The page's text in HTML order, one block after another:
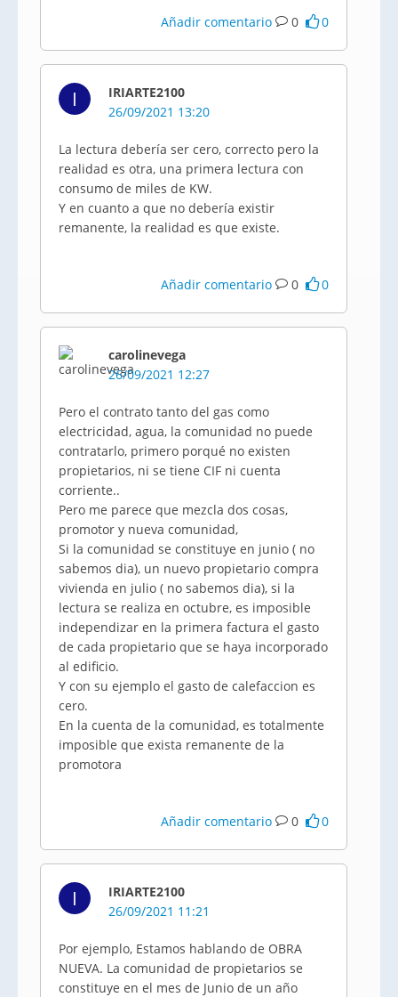
Añadir comentario 0 0
I
IRIARTE2100
26/09/2021 13:20
La lectura debería ser cero, correcto pero la
realidad es otra, una primera lectura con
consumo de miles de KW.
Y en cuanto a que no debería existir
remanente, la realidad es que existe.
Añadir comentario 0 0
carolinevega
26/09/2021 12:27
Pero el contrato tanto del gas como
electricidad, agua, la comunidad no puede
contratarlo, primero porqué no existen
propietarios, ni se tiene CIF ni cuenta
corriente..
Pero me parece que mezcla dos cosas,
promotor y nueva comunidad,
Si la comunidad se constituye en junio ( no
sabemos dia), un nuevo propietario compra
vivienda en julio ( no sabemos dia), si la
lectura se realiza en octubre, es imposible
independizar en la primera factura el gasto
de cada propietario que se haya incorporado
al edificio.
Y con su ejemplo el gasto de calefaccion es
cero.
En la cuenta de la comunidad, es totalmente
imposible que exista remanente de la
promotora
Añadir comentario 0 0
I
IRIARTE2100
26/09/2021 11:21
Por ejemplo, Estamos hablando de OBRA
NUEVA. La comunidad de propietarios se
constituye en el mes de Junio de un año